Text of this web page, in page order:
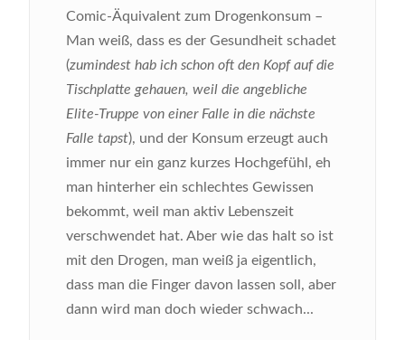
Comic-Äquivalent zum Drogenkonsum –
Man weiß, dass es der Gesundheit schadet
(zumindest hab ich schon oft den Kopf auf die
Tischplatte gehauen, weil die angebliche
Elite-Truppe von einer Falle in die nächste
Falle tapst), und der Konsum erzeugt auch
immer nur ein ganz kurzes Hochgefühl, eh
man hinterher ein schlechtes Gewissen
bekommt, weil man aktiv Lebenszeit
verschwendet hat. Aber wie das halt so ist
mit den Drogen, man weiß ja eigentlich,
dass man die Finger davon lassen soll, aber
dann wird man doch wieder schwach...